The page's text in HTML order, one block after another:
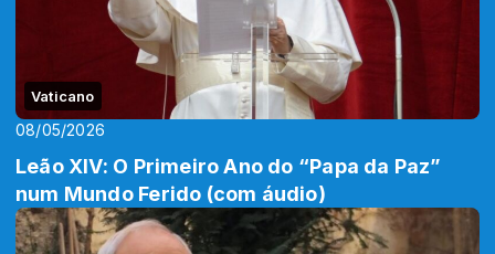
Vaticano
08/05/2026
Leão XIV: O Primeiro Ano do “Papa da Paz”
num Mundo Ferido (com áudio)